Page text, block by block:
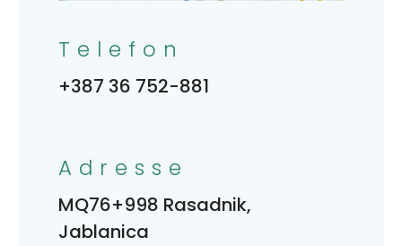
Telefon
+387 36 752-881
Adresse
MQ76+998 Rasadnik,
Jablanica